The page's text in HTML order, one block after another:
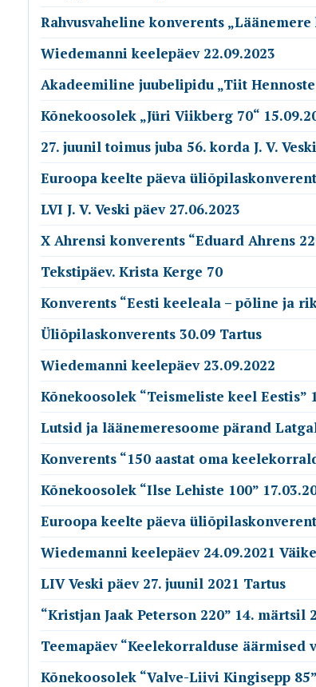
Rahvusvaheline konverents
Wiedemanni keelepäev 22.09.2023
Akadeemiline juubelipidu „Tiit
Kõnekoosolek „Jüri Viikberg 70“
27. juunil toimus juba 56. korda J. V.
Euroopa keelte päeva
LVI J. V. Veski päev 27.06.2023
X Ahrensi konverents “Eduard Ahrens
Tekstipäev. Krista Kerge 70
Konverents “Eesti keeleala – põline ja
Üliõpilaskonverents 30.09 Tartus
Wiedemanni keelepäev 23.09.2022
Kõnekoosolek “Teismeliste keel Eestis”
Lutsid ja läänemeresoome pärand
Konverents “150 aastat oma
Kõnekoosolek “Ilse Lehiste 100”
Euroopa keelte päeva
Wiedemanni keelepäev 24.09.2021
LIV Veski päev 27. juunil 2021 Tartus
“Kristjan Jaak Peterson 220” 14. märtsil
Teemapäev “Keelekorralduse äärmised
Kõnekoosolek “Valve-Liivi Kingisepp 85”